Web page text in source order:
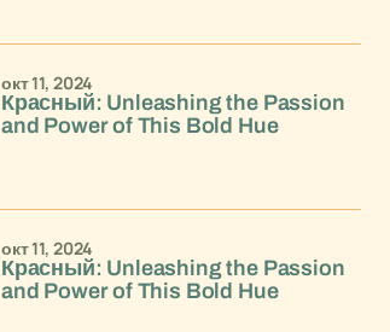
Красный: Unleashing the Passion
and Power of This Bold Hue
окт 11, 2024
Красный: Unleashing the Passion
and Power of This Bold Hue
окт 11, 2024